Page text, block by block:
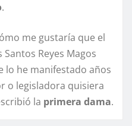
.
me gustaría que el
Santos Reyes Magos
lo he manifestado años
o legisladora quisiera
la primera dama.